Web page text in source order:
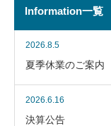
Information一覧
2026.8.5
夏季休業のご案内
2026.6.16
決算公告